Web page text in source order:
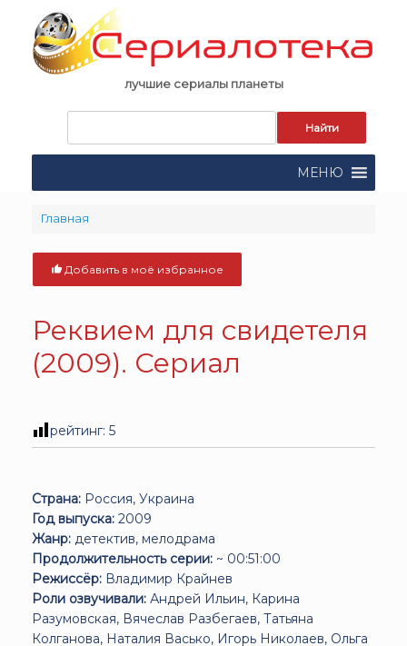
content
лучшие сериалы планеты
поиска:
МЕНЮ
Главная
Добавить в моё избранное
Реквием для свидетеля
(2009). Сериал
рейтинг: 5
Страна: Россия, Украина
Год выпуска: 2009
Жанр: детектив, мелодрама
Продолжительность серии: ~ 00:51:00
Режиссёр: Владимир Крайнев
Роли озвучивали: Андрей Ильин, Карина
Разумовская, Вячеслав Разбегаев, Татьяна
Колганова, Наталия Васько, Игорь Николаев, Ольга